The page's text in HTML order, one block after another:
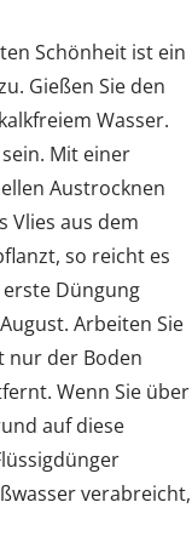
Schönheit ist ein
Gießen Sie den
Wasser.
Mit einer
Austrocknen
Vlies aus dem
so reicht es
Düngung
Arbeiten Sie
nur der Boden
Wenn Sie über
auf diese
verabreicht,